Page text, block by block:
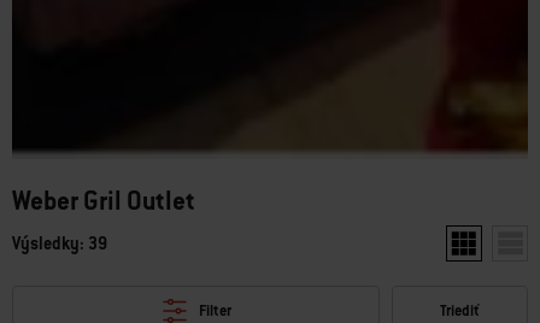
Weber Gril Outlet
Výsledky: 39 Zobraziť
Filter Triediť